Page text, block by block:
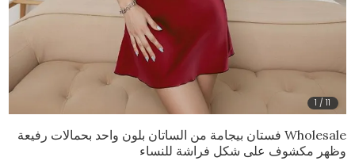
1 /11
Wholesale فستان بيجامة من الساتان بلون واحد بحمالات رفيعة
وظهر مكشوف على شكل فراشة للنساء